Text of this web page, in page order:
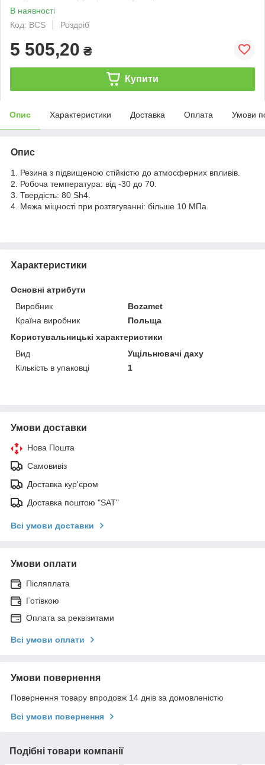
В наявності
Код: BCS
Роздріб
5 505,20 ₴
Купити
Опис Характеристики Доставка Оплата Умови
Опис
1. Резина з підвищеною стійкістю до атмосферних впливів.
2. Робоча температура: від -30 до 70.
3. Твердість: 80 Sh4.
4. Межа міцності при розтягуванні: більше 10 МПа.
Характеристики
Основні атрибути
Виробник
Bozamet
Країна виробник
Польща
Користувальницькі характеристики
Вид
Ущільнювачі даху
Кількість в упаковці
1
Умови доставки
Нова Пошта
Самовивіз
Доставка кур'єром
Доставка поштою "SAT"
Всі умови доставки
Умови оплати
Післяплата
Готівкою
Оплата за реквізитами
Всі умови оплати
Умови повернення
Повернення товару впродовж 14 днів за домовленістю
Всі умови повернення
Подібні товари компанії